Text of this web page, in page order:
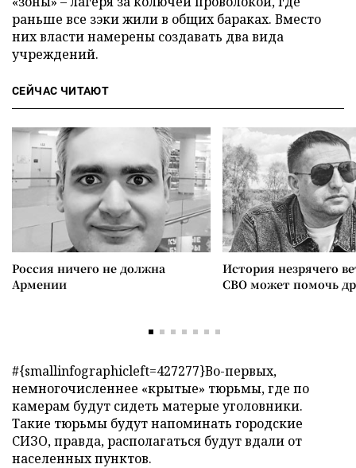
раньше все зэки жили в общих бараках. Вместо
них власти намерены создавать два вида
учреждений.
СЕЙЧАС ЧИТАЮТ
Россия ничего не должна
Армении
История незрячего
СВО может помочь
#{smallinfographicleft=427277}Во-первых,
немногочисленнее «крытые» тюрьмы, где по
камерам будут сидеть матерые уголовники.
Такие тюрьмы будут напоминать городские
СИЗО, правда, располагаться будут вдали от
населенных пунктов.